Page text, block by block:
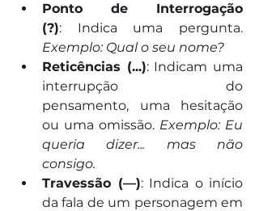
Ponto de Interrogação
(?)
Exemplo: Qual o seu nome?
Reticências (...): Indicam uma
interrupção do
pensamento, uma hesitação
ou uma omissão. Exemplo: Eu
queria dizer... mas não
consigo.
Travessão (—): Indica o início
da fala de um personagem em